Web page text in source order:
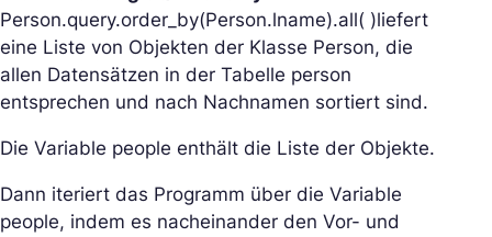
Person.query.order_by(Person.lname).all( )liefert
eine Liste von Objekten der Klasse Person, die
allen Datensätzen in der Tabelle person
entsprechen und nach Nachnamen sortiert sind.
Die Variable people enthält die Liste der Objekte.
Dann iteriert das Programm über die Variable
people, indem es nacheinander den Vor- und